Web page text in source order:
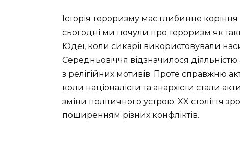
Історія тероризму має глибинне
сьогодні ми почули про тероризм як
Юдеї, коли сикарії використовували
Середньовіччя відзначилося діяльністю
з релігійних мотивів. Проте справжню
коли націоналісти та анархісти стали
зміни політичного устрою. XX століття
поширенням різних конфліктів.